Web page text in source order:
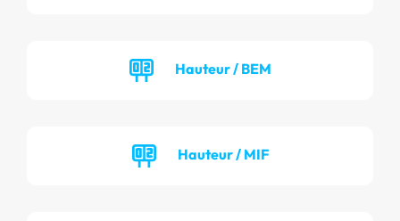
Hauteur / BEM
Hauteur / MIF